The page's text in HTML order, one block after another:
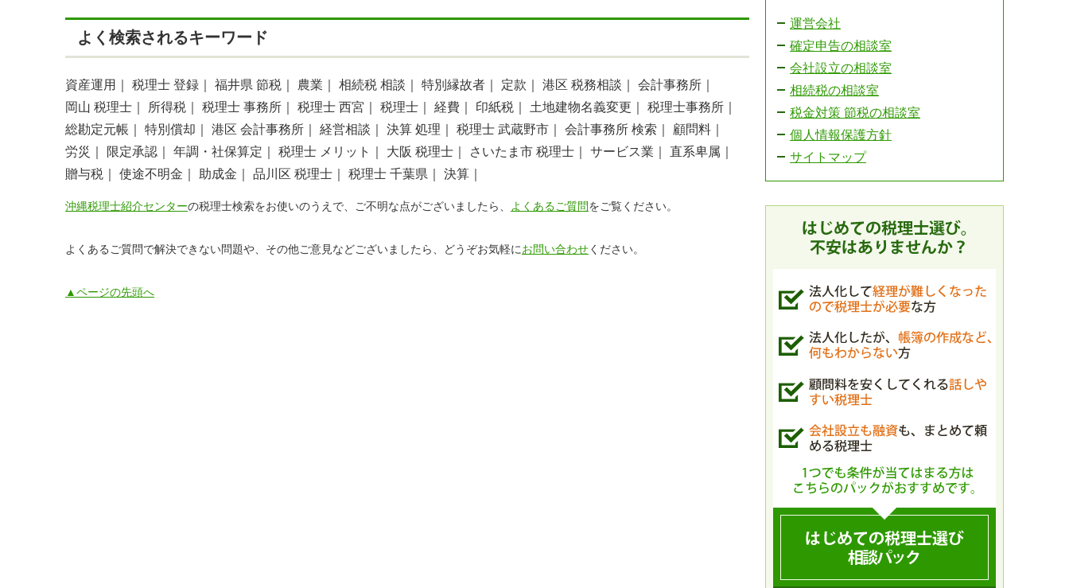
よく検索されるキーワード
資産運用｜ 税理士 登録｜ 福井県 節税｜ 農業｜ 相続税 相談｜ 特別縁故者｜ 定款｜ 港区 税務相談｜
会計事務所｜
岡山 税理士｜
所得税｜ 税理士 事務所｜ 税理士 西宮｜ 税理士｜ 経費｜ 印紙税｜ 土地建物名義変更｜
税理士事務所｜
総勘定元帳｜
特別償却｜ 港区 会計事務所｜ 経営相談｜ 決算 処理｜ 税理士 武蔵野市｜ 会計事務所 検索｜
顧問料｜
労災｜
限定承認｜ 年調・社保算定｜ 税理士 メリット｜ 大阪 税理士｜ さいたま市 税理士｜ サービス業｜
直系卑属｜
贈与税｜
使途不明金｜ 助成金｜ 品川区 税理士｜ 税理士 千葉県｜ 決算｜
沖縄税理士紹介センターの税理士検索をお使いのうえで、ご不明な点がございましたら、 よくあるご質問をご覧ください。
よくあるご質問で解決できない問題や、その他ご意見などございましたら、どうぞお気軽にお問い合わせください。
▲ページの先頭へ
運営会社
確定申告の相談室
会社設立の相談室
相続税の相談室
税金対策 節税の相談室
個人情報保護方針
サイトマップ